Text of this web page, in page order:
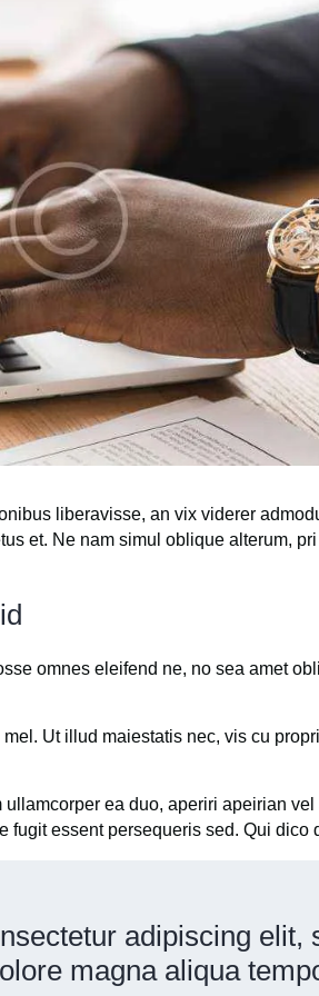
liberavisse, an vix viderer
et. Ne nam simul oblique alterum,
omnes eleifend ne, no sea amet
Ut illud maiestatis nec, vis cu
ea duo, aperiri apeirian
fugit essent persequeris sed. Qui dico
adipiscing elit,
magna aliqua